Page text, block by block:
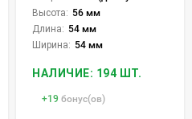
Высота: 56 мм
Длина: 54 мм
Ширина: 54 мм
НАЛИЧИЕ: 194 ШТ.
+19 бонус(ов)